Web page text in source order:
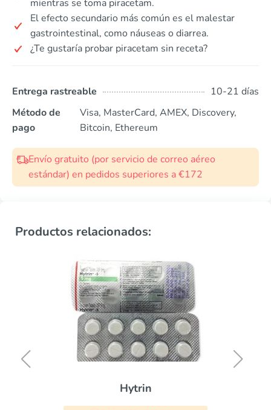
mientras se toma piracetam.
El efecto secundario más común es el malestar
gastrointestinal, como náuseas o diarrea.
¿Te gustaría probar piracetam sin receta?
Entrega rastreable
10-21 días
Método de
pago
Visa, MasterCard, AMEX, Discovery,
Bitcoin, Ethereum
Envío gratuito (por servicio de correo aéreo
estándar) en pedidos superiores a €172
Productos relacionados:
Hytrin